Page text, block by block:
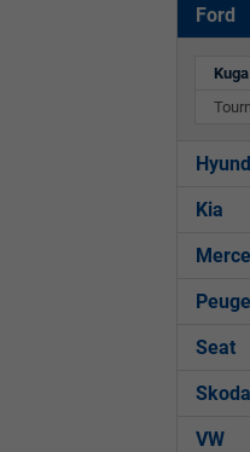
Ford
Kuga
Kia
Seat
Skoda
VW